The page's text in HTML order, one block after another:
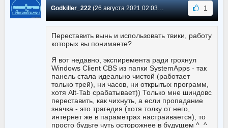
Godkiller_222(26 августа 2021 02:03) Сообщение #461 1
Переставить вынь и использовать твики, работу
которых вы понимаете?
Я вот недавно, экспиремента ради грохнул
Windows Client CBS из папки SystemApps - так
панель стала идеально чистой (работает
только трей), ни часов, ни открытых программ,
хотя Alt-Tab срабатывает)) Только мне шиндовс
переставить, как чихнуть, а если пропадание
значка - это трагедия (хотя толку от него,
интернет же в параметрах настраивается), то
просто будьте чуть осторожнее в будущем ^_^